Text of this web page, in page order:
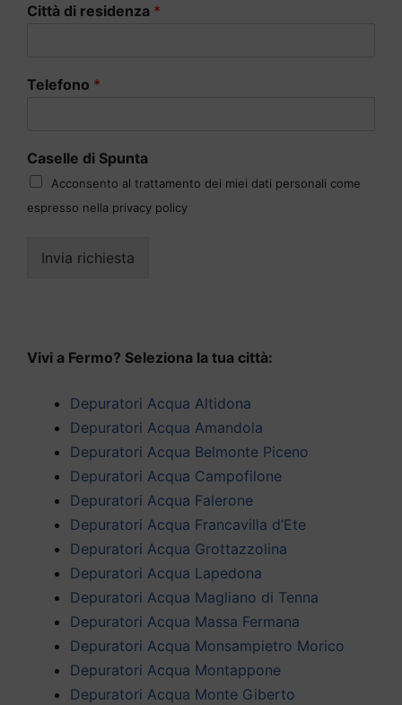
Città di residenza *
Telefono *
Caselle di Spunta
Acconsento al trattamento dei miei dati personali come
espresso nella privacy policy
Invia richiesta
Vivi a Fermo? Seleziona la tua città:
Depuratori Acqua Altidona
Depuratori Acqua Amandola
Depuratori Acqua Belmonte Piceno
Depuratori Acqua Campofilone
Depuratori Acqua Falerone
Depuratori Acqua Francavilla d’Ete
Depuratori Acqua Grottazzolina
Depuratori Acqua Lapedona
Depuratori Acqua Magliano di Tenna
Depuratori Acqua Massa Fermana
Depuratori Acqua Monsampietro Morico
Depuratori Acqua Montappone
Depuratori Acqua Monte Giberto